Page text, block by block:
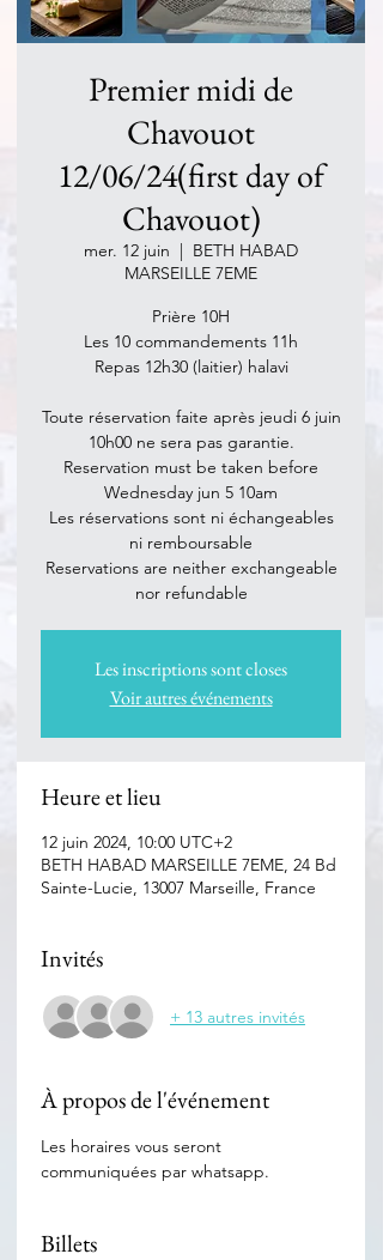
Premier midi de
Chavouot
12/06/24(first day of
Chavouot)
mer. 12 juin
  |
BETH HABAD
MARSEILLE 7EME
Prière 10H
Les 10 commandements 11h
Repas 12h30 (laitier) halavi
Toute réservation faite après jeudi 6 juin
10h00 ne sera pas garantie.
Reservation must be taken before
Wednesday jun 5 10am
Les réservations sont ni échangeables
ni remboursable
Reservations are neither exchangeable
nor refundable
Les inscriptions sont closes
Voir autres événements
Heure et lieu
12 juin 2024, 10:00 UTC+2
BETH HABAD MARSEILLE 7EME, 24 Bd
Sainte-Lucie, 13007 Marseille, France
Invités
+ 13 autres invités
À propos de l'événement
Les horaires vous seront
communiquées par whatsapp.
Billets